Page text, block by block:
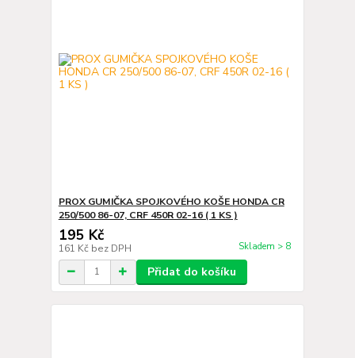
PROX GUMIČKA SPOJKOVÉHO KOŠE HONDA CR
250/500 86-07, CRF 450R 02-16 ( 1 KS )
195 Kč
161 Kč bez DPH Skladem > 8
Přidat do košíku